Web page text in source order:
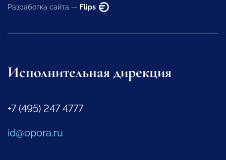
Разработка сайта — Flips
Исполнительная дирекция
+7 (495) 247 4777
id@opora.ru